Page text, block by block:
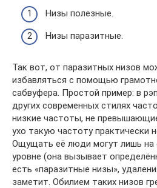
Низы полезные.
Низы паразитные.
Так вот, от паразитных низов
избавляться с помощью
сабвуфера. Простой пример: в
других современных стилях
низкие частоты, не
ухо такую частоту практически
Ощущать её люди могут лишь на
уровне (она вызывает
есть «паразитные низы»,
заметит. Обилием таких низов